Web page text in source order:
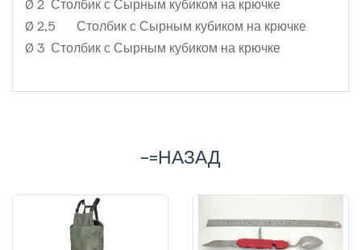
Ø 2,5
Столбик с Сырным кубиком на крючке
Ø 3 Столбик с Сырным кубиком на крючке
-=НАЗАД